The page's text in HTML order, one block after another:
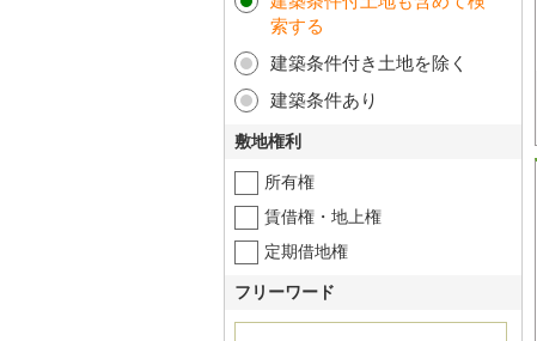
索する
建築条件付き土地を除く
建築条件あり
敷地権利
所有権
賃借権・地上権
定期借地権
フリーワード